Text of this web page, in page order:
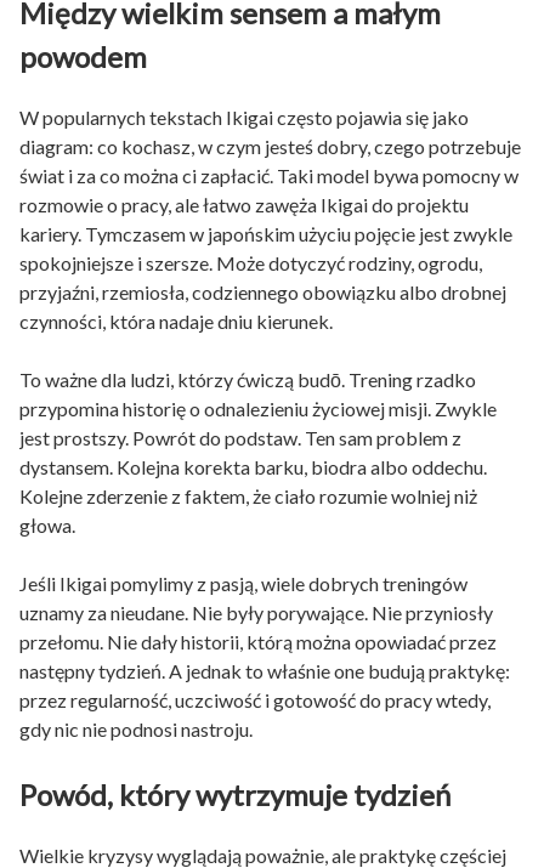
Między wielkim sensem a małym
powodem
W popularnych tekstach Ikigai często pojawia się jako
diagram: co kochasz, w czym jesteś dobry, czego potrzebuje
świat i za co można ci zapłacić. Taki model bywa pomocny w
rozmowie o pracy, ale łatwo zawęża Ikigai do projektu
kariery. Tymczasem w japońskim użyciu pojęcie jest zwykle
spokojniejsze i szersze. Może dotyczyć rodziny, ogrodu,
przyjaźni, rzemiosła, codziennego obowiązku albo drobnej
czynności, która nadaje dniu kierunek.
To ważne dla ludzi, którzy ćwiczą budō. Trening rzadko
przypomina historię o odnalezieniu życiowej misji. Zwykle
jest prostszy. Powrót do podstaw. Ten sam problem z
dystansem. Kolejna korekta barku, biodra albo oddechu.
Kolejne zderzenie z faktem, że ciało rozumie wolniej niż
głowa.
Jeśli Ikigai pomylimy z pasją, wiele dobrych treningów
uznamy za nieudane. Nie były porywające. Nie przyniosły
przełomu. Nie dały historii, którą można opowiadać przez
następny tydzień. A jednak to właśnie one budują praktykę:
przez regularność, uczciwość i gotowość do pracy wtedy,
gdy nic nie podnosi nastroju.
Powód, który wytrzymuje tydzień
Wielkie kryzysy wyglądają poważnie, ale praktykę częściej